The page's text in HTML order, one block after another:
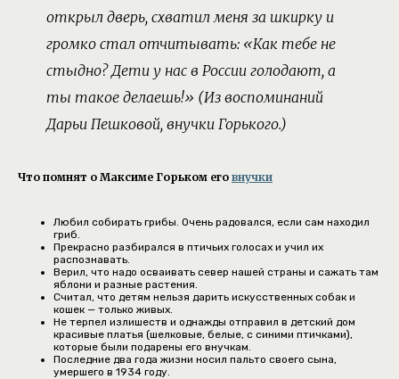
открыл дверь, схватил меня за шкирку и
громко стал отчитывать: «Как тебе не
стыдно? Дети у нас в России голодают, а
ты такое делаешь!» (Из воспоминаний
Дарьи Пешковой, внучки Горького.)
Что помнят о Максиме Горьком его внучки
Любил собирать грибы. Очень радовался, если сам находил
гриб.
Прекрасно разбирался в птичьих голосах и учил их
распознавать.
Верил, что надо осваивать север нашей страны и сажать там
яблони и разные растения.
Считал, что детям нельзя дарить искусственных собак и
кошек — только живых.
Не терпел излишеств и однажды отправил в детский дом
красивые платья (шелковые, белые, с синими птичками),
которые были подарены его внучкам.
Последние два года жизни носил пальто своего сына,
умершего в 1934 году.